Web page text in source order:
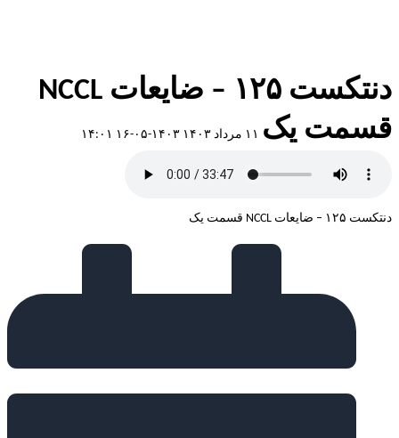
دنتکست ۱۲۵ – ضایعات NCCL
قسمت یک ۱۱ مرداد ۱۴۰۳ ۱۴۰۳-۰۵-۱۶ ۱۴:۰۱
دنتکست ۱۲۵ – ضایعات NCCL قسمت یک